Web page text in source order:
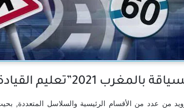
القيادة للاندرويد”؟
من عدد من الأقسام الرئيسية والسلاسل